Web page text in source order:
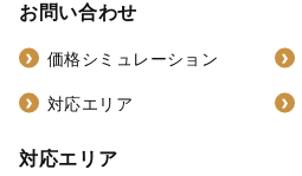
お問い合わせ
価格シミュレーション
対応エリア
対応エリア